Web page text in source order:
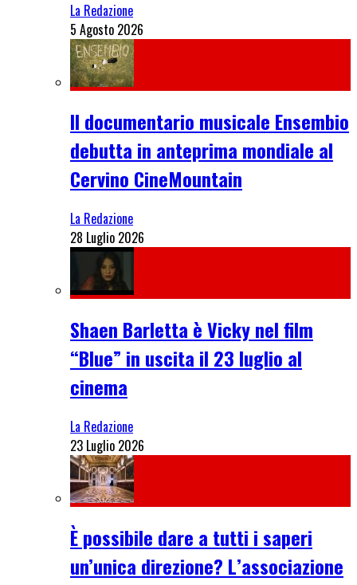
La Redazione
5 Agosto 2026
Il documentario musicale Ensembio
debutta in anteprima mondiale al
Cervino CineMountain
La Redazione
28 Luglio 2026
Shaen Barletta è Vicky nel film
“Blue” in uscita il 23 luglio al
cinema
La Redazione
23 Luglio 2026
È possibile dare a tutti i saperi
un’unica direzione? L’associazione